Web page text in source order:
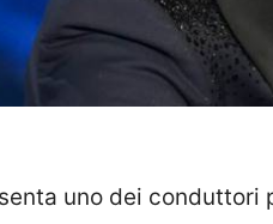
uno dei conduttori